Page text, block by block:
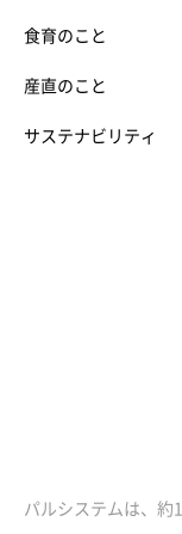
食育のこと
産直のこと
サステナビリティ
パルシステムは、約